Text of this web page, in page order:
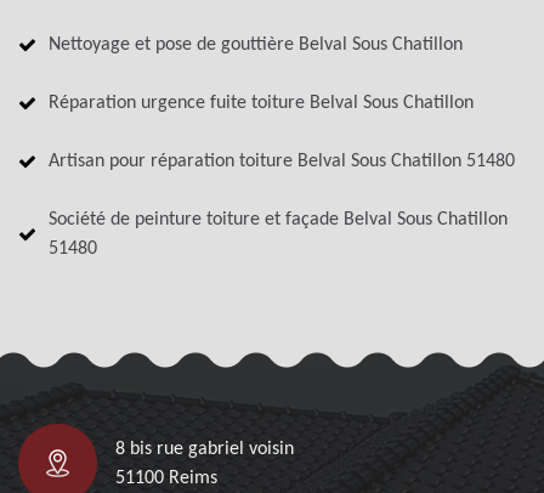
Nettoyage et pose de gouttière Belval Sous Chatillon
Réparation urgence fuite toiture Belval Sous Chatillon
Artisan pour réparation toiture Belval Sous Chatillon 51480
Société de peinture toiture et façade Belval Sous Chatillon
51480
8 bis rue gabriel voisin
51100 Reims